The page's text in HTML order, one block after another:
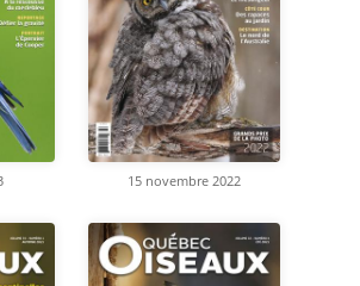
15 novembre 2022